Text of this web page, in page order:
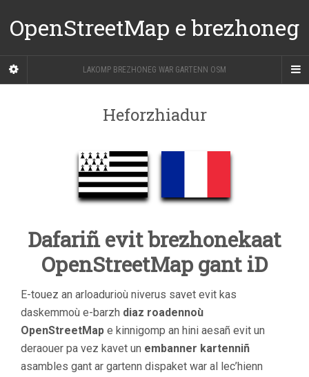
OpenStreetMap e brezhoneg
LAKOMP BREZHONEG WAR GARTENN OSM
Heforzhiadur
Dafariñ evit brezhonekaat
OpenStreetMap gant iD
E-touez an arloadurioù niverus savet evit kas
daskemmoù e-barzh diaz roadennoù
OpenStreetMap e kinnigomp an hini aesañ evit un
deraouer pa vez kavet un embanner kartenniñ
asambles gant ar gartenn dispaket war al lec’hienn